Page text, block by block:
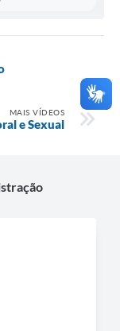
MAIS VÍDEOS
e Sexual